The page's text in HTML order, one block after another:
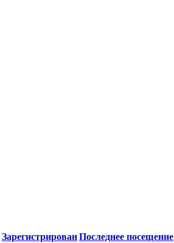
ЗарегистрированПоследнее посещение